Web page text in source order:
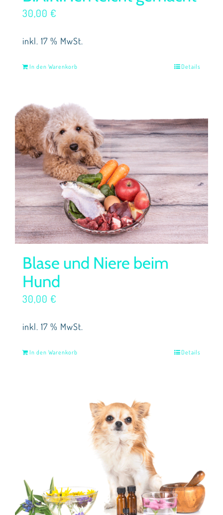
30,00 €
inkl. 17 % MwSt.
In den Warenkorb Details
Blase und Niere beim
Hund
30,00 €
inkl. 17 % MwSt.
In den Warenkorb Details